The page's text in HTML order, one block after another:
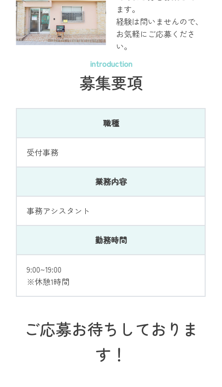
ます。
経験は問いませんので、
お気軽にご応募くださ
い。
introduction
募集要項
職種
受付事務
業務内容
事務アシスタント
勤務時間
9:00~19:00
※休憩1時間
ご応募お待ちしておりま
す！